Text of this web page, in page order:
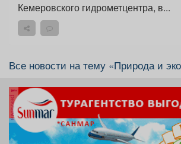
Кемеровского гидрометцентра, в...
Все новости на тему «Природа и
реклама